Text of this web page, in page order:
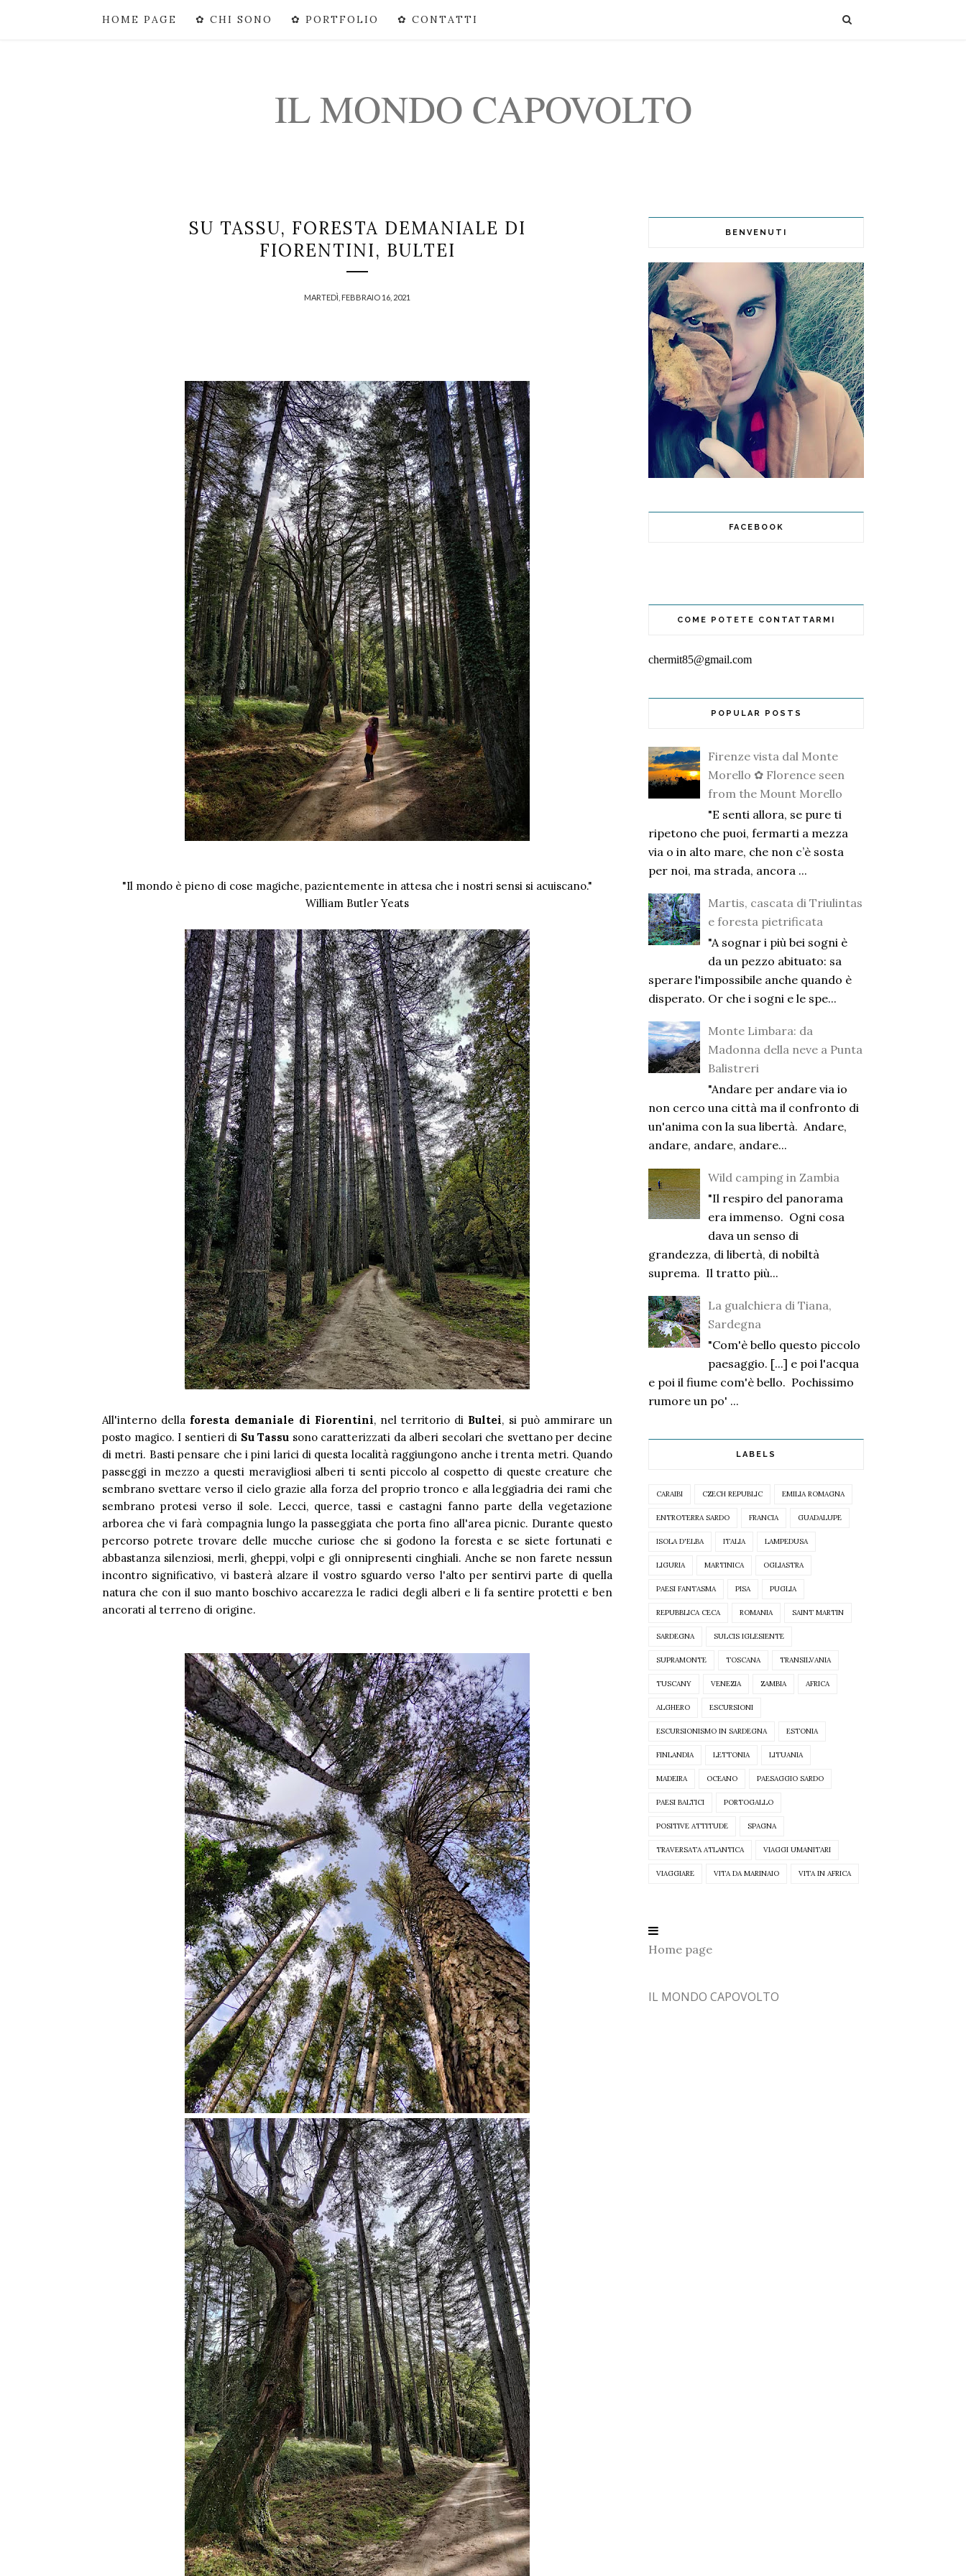
HOME PAGE ✿ CHI SONO ✿ PORTFOLIO ✿ CONTATTI
IL MONDO CAPOVOLTO
SU TASSU, FORESTA DEMANIALE DI
FIORENTINI, BULTEI
MARTEDÌ, FEBBRAIO 16, 2021
"Il mondo è pieno di cose magiche, pazientemente in attesa che i nostri sensi si acuiscano."
William Butler Yeats
All'interno della foresta demaniale di Fiorentini, nel territorio di Bultei, si può ammirare un
posto magico. I sentieri di Su Tassu sono caratterizzati da alberi secolari che svettano per decine
di metri. Basti pensare che i pini larici di questa località raggiungono anche i trenta metri. Quando
passeggi in mezzo a questi meravigliosi alberi ti senti piccolo al cospetto di queste creature che
sembrano svettare verso il cielo grazie alla forza del proprio tronco e alla leggiadria dei rami che
sembrano protesi verso il sole. Lecci, querce, tassi e castagni fanno parte della vegetazione
arborea che vi farà compagnia lungo la passeggiata che porta fino all'area picnic. Durante questo
percorso potrete trovare delle mucche curiose che si godono la foresta e se siete fortunati e
abbastanza silenziosi, merli, gheppi, volpi e gli onnipresenti cinghiali. Anche se non farete nessun
incontro significativo, vi basterà alzare il vostro sguardo verso l'alto per sentirvi parte di quella
natura che con il suo manto boschivo accarezza le radici degli alberi e li fa sentire protetti e ben
ancorati al terreno di origine.
BENVENUTI
FACEBOOK
COME POTETE CONTATTARMI
chermit85@gmail.com
POPULAR POSTS
Firenze vista dal Monte
Morello ✿ Florence seen
from the Mount Morello
"E senti allora, se pure ti
ripetono che puoi, fermarti a mezza
via o in alto mare, che non c’è sosta
per noi, ma strada, ancora ...
Martis, cascata di Triulintas
e foresta pietrificata
"A sognar i più bei sogni è
da un pezzo abituato: sa
sperare l'impossibile anche quando è
disperato. Or che i sogni e le spe...
Monte Limbara: da
Madonna della neve a Punta
Balistreri
"Andare per andare via io
non cerco una città ma il confronto di
un'anima con la sua libertà. Andare,
andare, andare, andare...
Wild camping in Zambia
"Il respiro del panorama
era immenso. Ogni cosa
dava un senso di
grandezza, di libertà, di nobiltà
suprema. Il tratto più...
La gualchiera di Tiana,
Sardegna
"Com'è bello questo piccolo
paesaggio. [...] e poi l'acqua
e poi il fiume com'è bello. Pochissimo
rumore un po' ...
LABELS
CARAIBI CZECH REPUBLIC EMILIA ROMAGNA
ENTROTERRA SARDO FRANCIA GUADALUPE
ISOLA D'ELBA ITALIA LAMPEDUSA
LIGURIA MARTINICA OGLIASTRA
PAESI FANTASMA PISA PUGLIA
REPUBBLICA CECA ROMANIA SAINT MARTIN
SARDEGNA SULCIS IGLESIENTE
SUPRAMONTE TOSCANA TRANSILVANIA
TUSCANY VENEZIA ZAMBIA AFRICA
ALGHERO ESCURSIONI
ESCURSIONISMO IN SARDEGNA ESTONIA
FINLANDIA LETTONIA LITUANIA
MADEIRA OCEANO PAESAGGIO SARDO
PAESI BALTICI PORTOGALLO
POSITIVE ATTITUDE SPAGNA
TRAVERSATA ATLANTICA VIAGGI UMANITARI
VIAGGIARE VITA DA MARINAIO VITA IN AFRICA
Home page
IL MONDO CAPOVOLTO